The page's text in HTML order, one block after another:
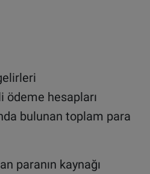
ödeme hesapları
bulunan toplam para
paranın kaynağı